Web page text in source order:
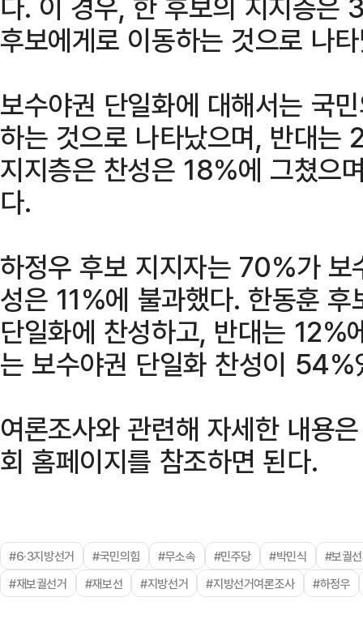
후보에게로 이동하는 것으로 나
보수야권 단일화에 대해서는 국
하는 것으로 나타났으며, 반대는
지지층은 찬성은 18%에 그쳤으
다.
하정우 후보 지지자는 70%가 보
성은 11%에 불과했다. 한동훈
단일화에 찬성하고, 반대는 12%
는 보수야권 단일화 찬성이
여론조사와 관련해 자세한 내용
회 홈페이지를 참조하면 된다.
#6·3지방선거 #국민의힘 #무소속 #민주당 #박민식
#보궐
#재보궐선거
#재보선 #지방선거 #지방선거여론조사 #하정우